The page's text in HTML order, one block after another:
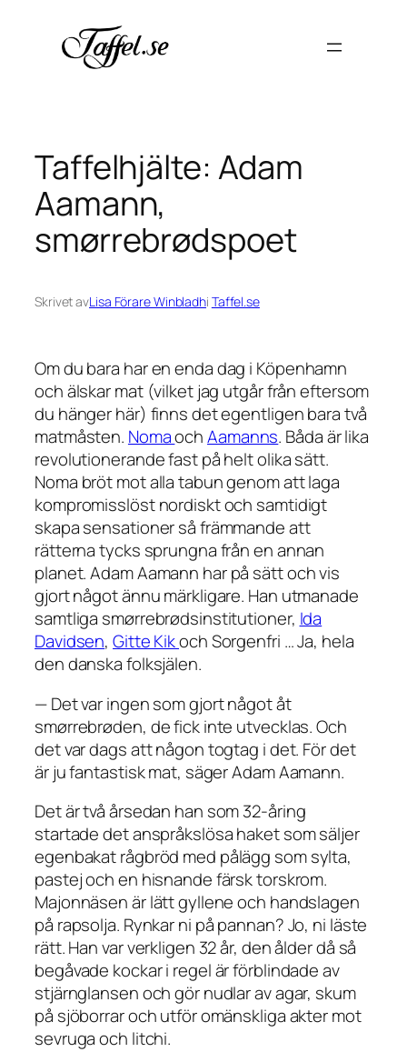
innehåll
Taffelhjälte: Adam
Aamann,
smørrebrødspoet
Skrivet avLisa Förare Winbladhi Taffel.se
Om du bara har en enda dag i Köpenhamn
och älskar mat (vilket jag utgår från eftersom
du hänger här) finns det egentligen bara två
matmåsten. NomaochAamanns. Båda är lika
revolutionerande fast på helt olika sätt.
Noma bröt mot alla tabun genom att laga
kompromisslöst nordiskt och samtidigt
skapa sensationer så främmande att
rätterna tycks sprungna från en annan
planet. Adam Aamann har på sätt och vis
gjort något ännu märkligare. Han utmanade
samtliga smørrebrødsinstitutioner, Ida
Davidsen,Gitte Kikoch Sorgenfri … Ja, hela
den danska folksjälen.
— Det var ingen som gjort något åt
smørrebrøden, de fick inte utvecklas. Och
det var dags att någon togtag i det. För det
är ju fantastisk mat, säger Adam Aamann.
Det är två årsedan han som 32-åring
startade det anspråkslösa haket som säljer
egenbakat rågbröd med pålägg som sylta,
pastej och en hisnande färsk torskrom.
Majonnäsen är lätt gyllene och handslagen
på rapsolja. Rynkar ni på pannan? Jo, ni läste
rätt. Han var verkligen 32 år, den ålder då så
begåvade kockar i regel är förblindade av
stjärnglansen och gör nudlar av agar, skum
på sjöborrar och utför omänskliga akter mot
sevruga och litchi.